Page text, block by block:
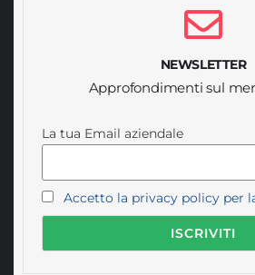
NEWSLETTER
Approfondimenti sul
La tua Email aziendale
Accetto la privacy policy per